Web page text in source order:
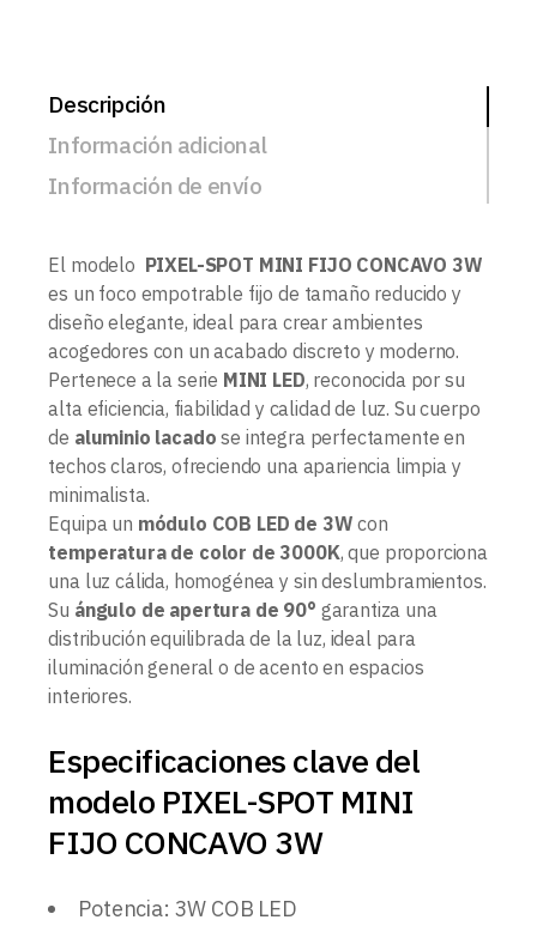
Descripción
Información adicional
Información de envío
El modelo PIXEL-SPOT MINI FIJO CONCAVO 3W
es un foco empotrable fijo de tamaño reducido y
diseño elegante, ideal para crear ambientes
acogedores con un acabado discreto y moderno.
Pertenece a la serie MINI LED, reconocida por su
alta eficiencia, fiabilidad y calidad de luz. Su cuerpo
de aluminio lacado se integra perfectamente en
techos claros, ofreciendo una apariencia limpia y
minimalista.
Equipa un módulo COB LED de 3W con
temperatura de color de 3000K, que proporciona
una luz cálida, homogénea y sin deslumbramientos.
Su ángulo de apertura de 90° garantiza una
distribución equilibrada de la luz, ideal para
iluminación general o de acento en espacios
interiores.
Especificaciones clave del
modelo PIXEL-SPOT MINI
FIJO CONCAVO 3W
Potencia: 3W COB LED